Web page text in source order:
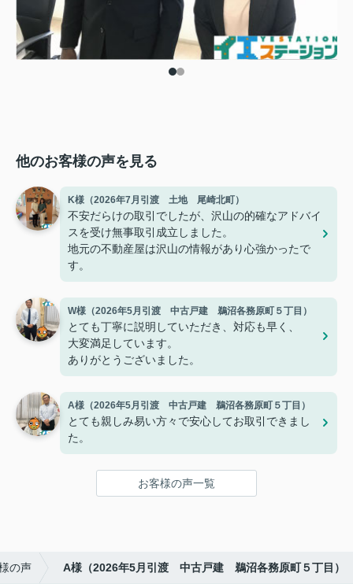
他のお客様の声を見る
K様（2026年7月引渡 土地 尾崎北町）
不安だらけの取引でしたが、沢山の的確なアドバイ
スを受け無事取引成立しました。
地元の不動産屋は沢山の情報があり心強かったで
す。
W様（2026年5月引渡 中古戸建 鵜沼各務原町５丁目）
とても丁寧に説明していただき、対応も早く、
大変満足しています。
ありがとうございました。
A様（2026年5月引渡 中古戸建 鵜沼各務原町５丁目）
とても親しみ易い方々で安心してお取引できまし
た。
お客様の声一覧
の声 A様（2026年5月引渡 中古戸建 鵜沼各務原町５丁目）